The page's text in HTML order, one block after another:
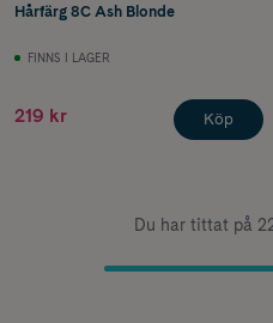
Hårfärg 8C Ash Blonde
FINNS I LAGER
219 kr Köp
Du har tittat på